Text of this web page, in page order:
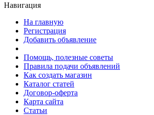
Навигация
На главную
Регистрация
Добавить объявление
Помощь, полезные советы
Правила подачи объявлений
Как создать магазин
Каталог статей
Договор-оферта
Карта сайта
Статьи